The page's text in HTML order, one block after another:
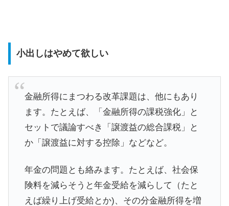
小出しはやめて欲しい
金融所得にまつわる改革課題は、他にもあり
ます。たとえば、「金融所得の課税強化」と
セットで議論すべき「譲渡益の総合課税」と
か「譲渡益に対する控除」などなど。
年金の問題とも絡みます。たとえば、社会保
険料を減らそうと年金受給を減らして（たと
えば繰り上げ受給とか)、その分金融所得を増